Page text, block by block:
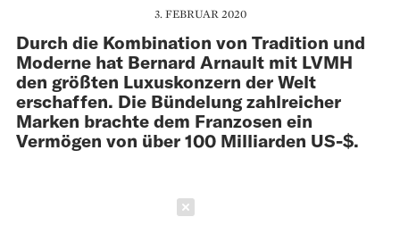
3. FEBRUAR 2020
Durch die Kombination von Tradition und
Moderne hat Bernard Arnault mit LVMH
den größten Luxuskonzern der Welt
erschaffen. Die Bündelung zahlreicher
Marken brachte dem Franzosen ein
Vermögen von über 100 Milliarden US-$.